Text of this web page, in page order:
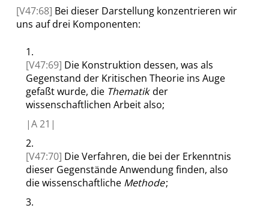
[V47:68] Bei dieser Darstellung konzentrieren wir
uns auf drei Komponenten:
1.
[V47:69] Die Konstruktion dessen, was als
Gegenstand der Kritischen Theorie ins Auge
gefaßt wurde, die Thematikder
wissenschaftlichen Arbeit also;
|A21|
2.
[V47:70] Die Verfahren, die bei der Erkenntnis
dieser Gegenstände Anwendung finden, also
die wissenschaftliche Methode;
3.